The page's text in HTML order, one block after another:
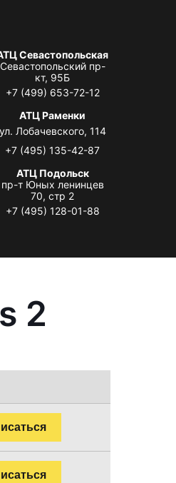
Севастопольская
Севастопольский пр-
кт, 95Б
+7 (499) 653-72-12
АТЦ Раменки
ул. Лобачевского, 114
+7 (495) 135-42-87
АТЦ Подольск
пр-т Юных ленинцев
70, стр 2
+7 (495) 128-01-88
2